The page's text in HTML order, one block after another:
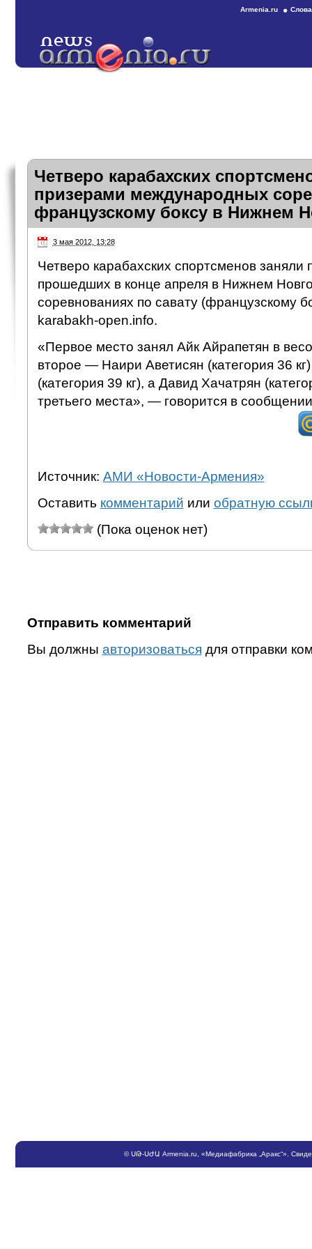
Armenia.ru
Четверо карабахских
призерами международных
французскому боксу в Нижнем
3 мая 2012, 13:28
Четверо карабахских спортсменов заняли
прошедших в конце апреля в Нижнем
соревнованиях по савату (французскому
karabakh-open.info.
«Первое место занял Айк Айрапетян в
второе — Наири Аветисян (категория 36
(категория 39 кг), а Давид Хачатрян
третьего места», — говорится в
Источник: АМИ «Новости-Армения»
Оставить комментарий или обратную
(Пока оценок нет)
Отправить комментарий
Вы должны авторизоваться для отправки
©ՍԹ-ՍԺԱ Armenia.ru , «Медиафабрика „Аракс“».